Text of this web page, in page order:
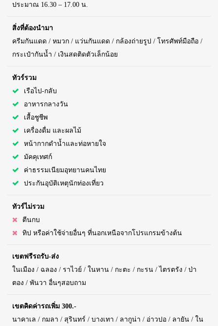
ประมาณ 16.30 – 17.00 น.
สิ่งที่ต้องนำมา
ครีมกันแดด / หมวก / แว่นกันแดด / กล้องถ่ายรูป / โทรศัพท์มือถือ /
กระเป๋ากันน้ำ / เงินสดติดตัวเล็กน้อย
ทัวร์รวม
เรือไป-กลับ
อาหารกลางวัน
เสื้อชูชีพ
เครื่องดื่ม และผลไม้
หน้ากากดำน้ำและท่อหายใจ
มัคคุเทศก์
ค่าธรรมเนียมอุทยานคนไทย
ประกันอุบัติเหตุนักท่องเที่ยว
ทัวร์ไม่รวม
ตีนกบ
ทิป หรือค่าใช้จ่ายอื่นๆ ที่นอกเหนือจากโปรแกรมข้างต้น
เขตฟรีรถรับ-ส่ง
ในเมือง / ฉลอง / ราไวย์ / ในหาน / กะตะ / กะรน / ไตรตรัง / ป่า
ตอง / พันวา อื่นๆสอบถาม
เขตคิดค่ารถเพิ่ม 300.-
นาคาเล / กมลา / สุรินทร์ / บางเทา / ลากูน่า / อ่าวปอ / ลายัน / ใน